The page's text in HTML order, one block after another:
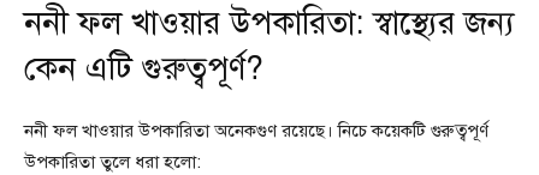
ননী ফল খাওয়ার উপকারিতা: স্বাস্থ্যের জন্য
কেন এটি গুরুত্বপূর্ণ?
ননী ফল খাওয়ার উপকারিতা অনেকগুণ রয়েছে। নিচে কয়েকটি গুরুত্বপূর্ণ
উপকারিতা তুলে ধরা হলো: